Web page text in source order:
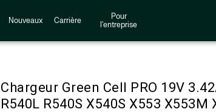
Nouveaux Carrière
Pour
l'entreprise
Chargeur Green Cell PRO 19V
R540L R540S X540S X553